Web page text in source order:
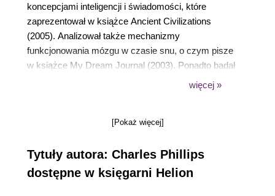
koncepcjami inteligencji i świadomości, które
zaprezentował w książce Ancient Civilizations
(2005). Analizował także mechanizmy
funkcjonowania mózgu w czasie snu, o czym pisze
w książce My Dream Journal (2003). Ponadto badał
ludzką percepcję i reakcje na kolory, co zostało
więcej »
[Pokaż więcej]
Tytuły autora: Charles Phillips
dostępne w księgarni Helion